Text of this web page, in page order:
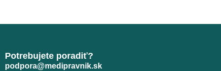
Potrebujete poradiť?
podpora@medipravnik.sk